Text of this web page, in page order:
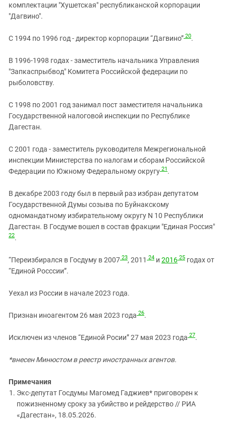
комплектации "Хушетская" республиканской корпорации
"Дагвино".
С 1994 по 1996 год - директор корпорации “Дагвино” 20.
В 1996-1998 годах - заместитель начальника Управления
"Запкаспрыбвод" Комитета Российской федерации по
рыболовству.
С 1998 по 2001 год занимал пост заместителя начальника
Государственной налоговой инспекции по Республике
Дагестан.
С 2001 года - заместитель руководителя Межрегиональной
инспекции Министерства по налогам и сборам Российской
Федерации по Южному Федеральному округу 21 .
В декабре 2003 году был в первый раз избран депутатом
Государственной Думы созыва по Буйнакскому
одномандатному избирательному округу N 10 Республики
Дагестан. В Госдуме вошел в состав фракции "Единая Россия"
22.
“Переизбирался в Госдуму в 2007 23, 2011 24 и 2016 25 годах от
“Единой Росссии”.
Уехал из России в начале 2023 года.
Признан иноагентом 26 мая 2023 года 26.
Исключен из членов “Единой Росии” 27 мая 2023 года 27.
*внесен Минюстом в реестр иностранных агентов.
Примечания
Экс-депутат Госдумы Магомед Гаджиев* приговорен к
пожизненному сроку за убийство и рейдерство // РИА
«Дагестан», 18.05.2026.